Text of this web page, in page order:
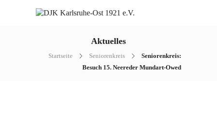
Aktuelles
Startseite Seniorenkreis
Seniorenkreis:
Besuch 15. Neereder Mundart-Owed